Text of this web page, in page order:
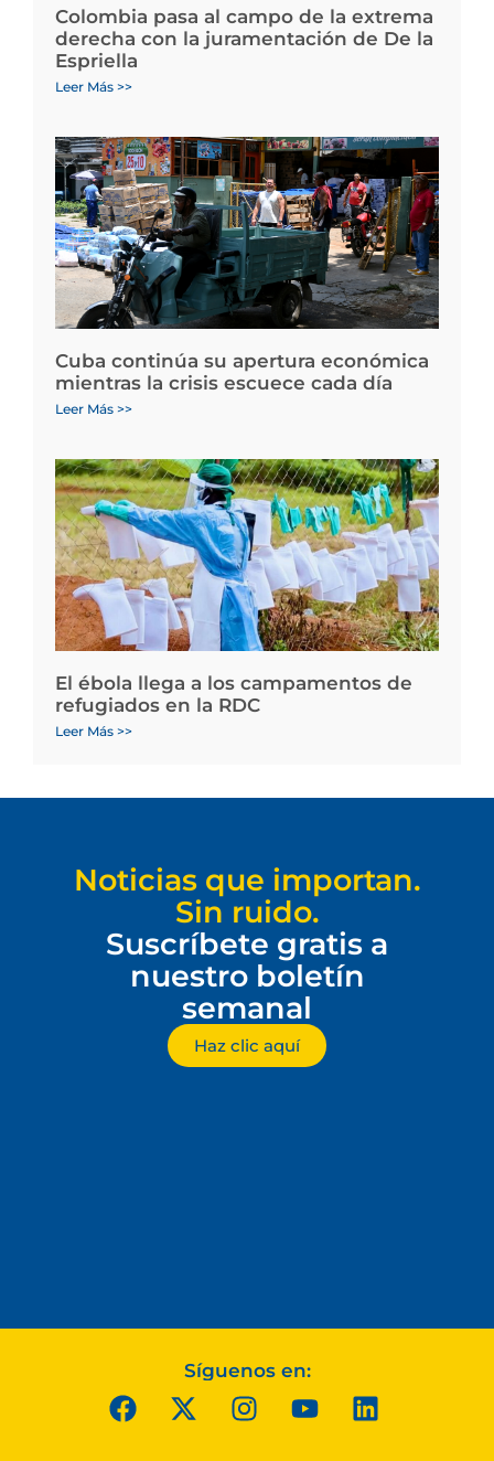
Colombia pasa al campo de la extrema
derecha con la juramentación de De la
Espriella
Leer Más >>
Cuba continúa su apertura económica
mientras la crisis escuece cada día
Leer Más >>
El ébola llega a los campamentos de
refugiados en la RDC
Leer Más >>
Noticias que importan.
Sin ruido.
Suscríbete gratis a
nuestro boletín
semanal
Haz clic aquí
Síguenos en: